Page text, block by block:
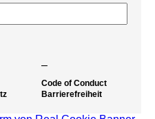
–
Code of Conduct
Barrierefreiheit